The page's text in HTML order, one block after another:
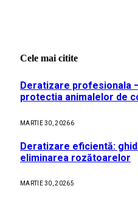
Cele mai citite
Deratizare profesionala
protectia animalelor de
MARTIE 30, 20266
Deratizare eficientă:
eliminarea rozătoarelor
MARTIE 30, 20265